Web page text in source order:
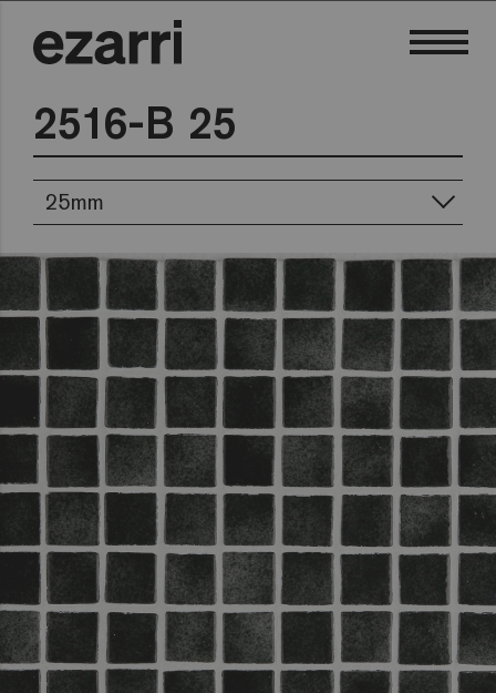
2516-B 25
25mm